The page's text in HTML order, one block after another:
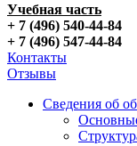
Учебная часть
+ 7 (496) 540-44-84
+ 7 (496) 547-44-84
Контакты
Отзывы
Сведения об